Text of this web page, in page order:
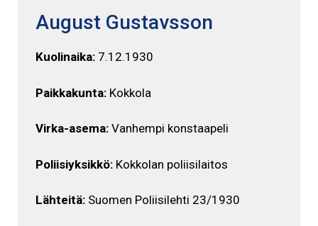
August Gustavsson
Kuolinaika: 7.12.1930
Paikkakunta: Kokkola
Virka-asema: Vanhempi konstaapeli
Poliisiyksikkö: Kokkolan poliisilaitos
Lähteitä: Suomen Poliisilehti 23/1930